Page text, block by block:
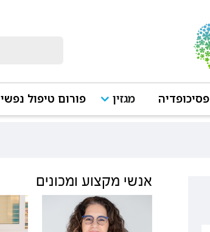
פסיכופדיה מגזין פורום טיפול נפשי
אנשי מקצוע ומכונים